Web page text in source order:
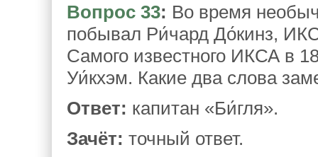
Вопрос 33: Во время
побывал Ри́чард До́кинз,
Самого известного ИКСА в
Уи́кхэм. Какие два слова
Ответ: капитан «Би́гля».
Зачёт: точный ответ.